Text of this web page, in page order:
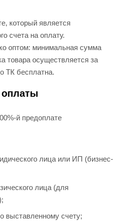
который является
счета на оплату.
оптом: минимальная сумма
товара осуществляется за
ТК бесплатна.
й предоплате
лица или ИП (бизнес-
лица (для
выставленному счету;